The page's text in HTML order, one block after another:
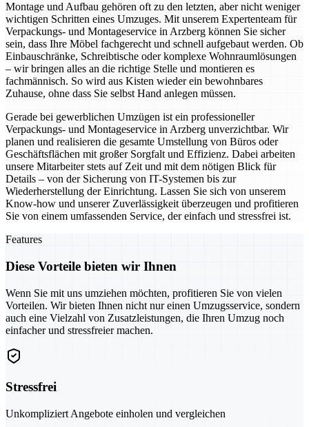
Montage und Aufbau gehören oft zu den letzten, aber nicht weniger
wichtigen Schritten eines Umzuges. Mit unserem Expertenteam für
Verpackungs- und Montageservice in Arzberg können Sie sicher
sein, dass Ihre Möbel fachgerecht und schnell aufgebaut werden. Ob
Einbauschränke, Schreibtische oder komplexe Wohnraumlösungen
– wir bringen alles an die richtige Stelle und montieren es
fachmännisch. So wird aus Kisten wieder ein bewohnbares
Zuhause, ohne dass Sie selbst Hand anlegen müssen.
Gerade bei gewerblichen Umzügen ist ein professioneller
Verpackungs- und Montageservice in Arzberg unverzichtbar. Wir
planen und realisieren die gesamte Umstellung von Büros oder
Geschäftsflächen mit großer Sorgfalt und Effizienz. Dabei arbeiten
unsere Mitarbeiter stets auf Zeit und mit dem nötigen Blick für
Details – von der Sicherung von IT-Systemen bis zur
Wiederherstellung der Einrichtung. Lassen Sie sich von unserem
Know-how und unserer Zuverlässigkeit überzeugen und profitieren
Sie von einem umfassenden Service, der einfach und stressfrei ist.
Features
Diese Vorteile bieten wir Ihnen
Wenn Sie mit uns umziehen möchten, profitieren Sie von vielen
Vorteilen. Wir bieten Ihnen nicht nur einen Umzugsservice, sondern
auch eine Vielzahl von Zusatzleistungen, die Ihren Umzug noch
einfacher und stressfreier machen.
Stressfrei
Unkompliziert Angebote einholen und vergleichen